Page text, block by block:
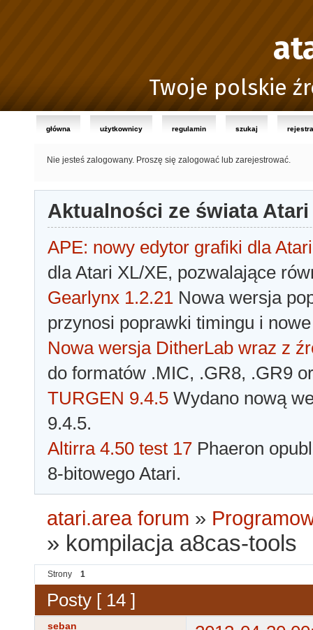
Twoje polskie
główna użytkownicy regulamin szukaj
Nie jesteś zalogowany. Proszę się zalogować lub zarejestrować.
Aktualności ze świata Atari
APE: nowy edytor grafiki dla Atari
dla Atari XL/XE, pozwalające
Gearlynx 1.2.21 Nowa wersja
przynosi poprawki timingu i
Nowa wersja DitherLab wraz z
do formatów .MIC, .GR8, .GR9
TURGEN 9.4.5 Wydano nową
9.4.5.
Altirra 4.50 test 17 Phaeron
8-bitowego Atari.
atari.area forum »
» kompilacja a8cas-tools
Strony 1
Posty [ 14 ]
seban